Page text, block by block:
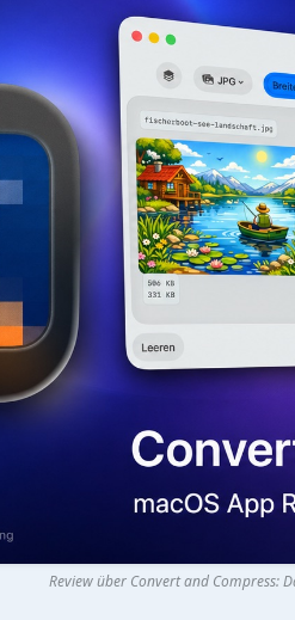
Review über Convert and Compress: